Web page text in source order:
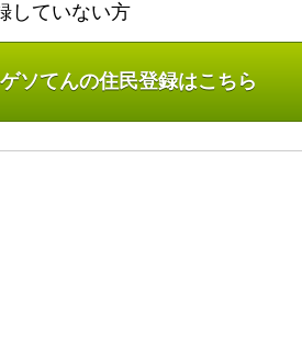
していない方
ゲソてんの住民登録はこちら